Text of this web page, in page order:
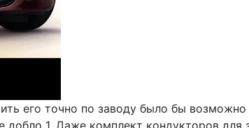
его точно по заводу было бы
добло 1. Даже комплект кондукторов